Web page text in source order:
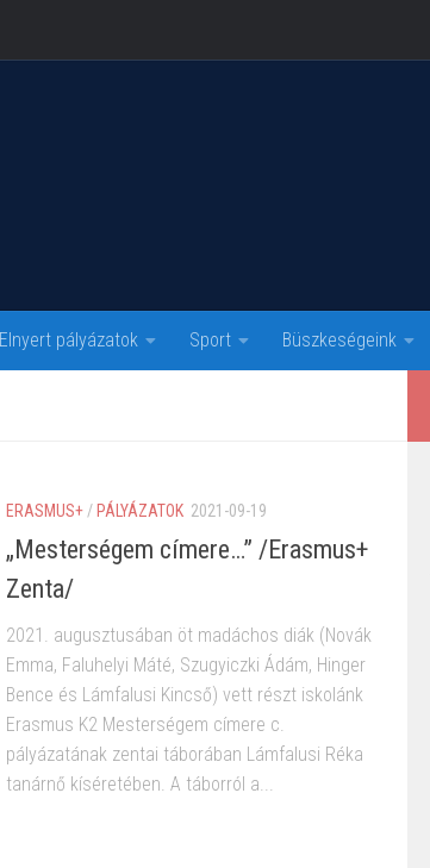
Elnyert pályázatok Sport Büszkeségeink
ERASMUS+ / PÁLYÁZATOK 2021-09-19
„Mesterségem címere…” /Erasmus+
Zenta/
2021. augusztusában öt madáchos diák (Novák
Emma, Faluhelyi Máté, Szugyiczki Ádám, Hinger
Bence és Lámfalusi Kincső) vett részt iskolánk
Erasmus K2 Mesterségem címere c.
pályázatának zentai táborában Lámfalusi Réka
tanárnő kíséretében. A táborról a...